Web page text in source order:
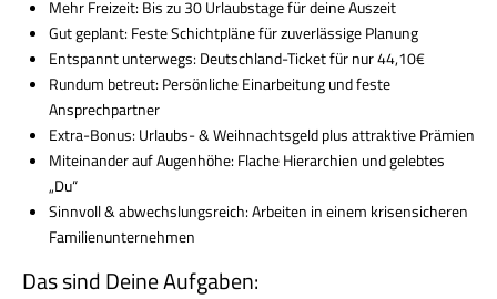
Mehr Freizeit:Bis zu 30 Urlaubstage für deine Auszeit
Gut geplant:Feste Schichtpläne für zuverlässige Planung
Entspannt unterwegs:Deutschland-Ticket für nur 44,10€
Rundum betreut:Persönliche Einarbeitung und feste
Ansprechpartner
Extra-Bonus:Urlaubs- & Weihnachtsgeld plus attraktive Prämien
Miteinander auf Augenhöhe:Flache Hierarchien und gelebtes
„Du“
Sinnvoll & abwechslungsreich:Arbeiten in einem krisensicheren
Familienunternehmen
Das sind Deine Aufgaben: